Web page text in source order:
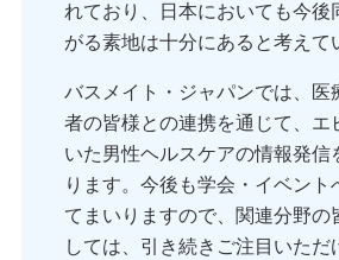
れており、日本においても今後
がる素地は十分にあると考えて
バスメイト・ジャパンでは、 医
者の皆様との連携を通じて、エ
いた男性ヘルスケアの情報発信
ります。今後も学会・イベント
てまいりますので、関連分野の
しては、引き続きご注目いた